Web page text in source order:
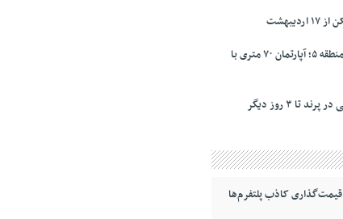
نرخ‌ رهن و اجاره مسکن در منطقه ۵؛ آپارتمان ۷۰ متری با
کاذب پلتفرم‌ها